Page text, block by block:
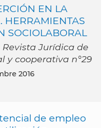
EN LA
HERRAMIENTAS
SOCIOLABORAL
Revista Jurídica de
y cooperativa n°29
2016
de empleo